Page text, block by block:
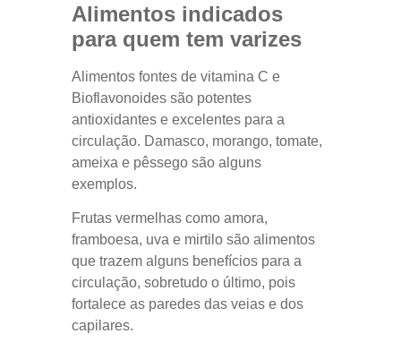
Alimentos indicados
para quem tem varizes
Alimentos fontes de vitamina C e
Bioflavonoides são potentes
antioxidantes e excelentes para a
circulação. Damasco, morango, tomate,
ameixa e pêssego são alguns
exemplos.
Frutas vermelhas como amora,
framboesa, uva e mirtilo são alimentos
que trazem alguns benefícios para a
circulação, sobretudo o último, pois
fortalece as paredes das veias e dos
capilares.